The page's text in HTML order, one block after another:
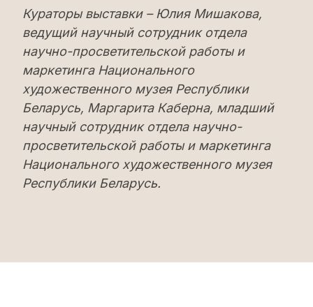
Кураторы выставки – Юлия Мишакова,
ведущий научный сотрудник отдела
научно-просветительской работы и
маркетинга Национального
художественного музея Республики
Беларусь, Маргарита Каберна, младший
научный сотрудник отдела научно-
просветительской работы и маркетинга
Национального художественного музея
Республики Беларусь.